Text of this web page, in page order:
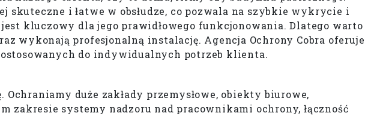
i łatwe w obsłudze, co pozwala na szybkie wykrycie i
kluczowy dla jego prawidłowego funkcjonowania. Dlatego warto
wykonają profesjonalną instalację. Agencja Ochrony Cobra oferuje
do indywidualnych potrzeb klienta.
duże zakłady przemysłowe, obiekty biurowe,
systemy nadzoru nad pracownikami ochrony, łączność